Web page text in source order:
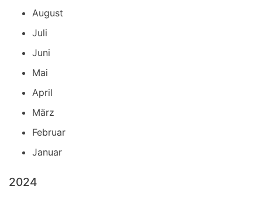
August
Juli
Juni
Mai
April
März
Februar
Januar
2024